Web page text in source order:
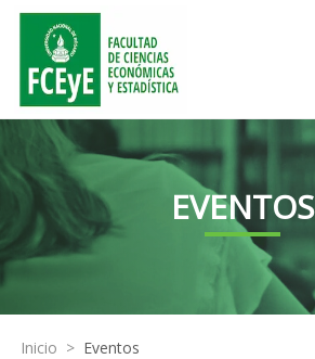
EVENTOS
Inicio > Eventos